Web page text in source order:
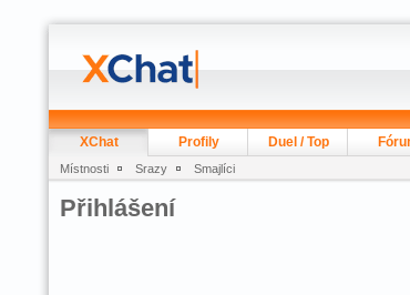
XChat Profily Duel / Top
Místnosti Srazy Smajlíci
Přihlášení